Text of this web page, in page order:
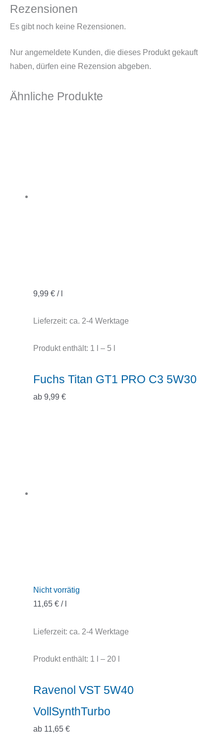
Rezensionen
Es gibt noch keine Rezensionen.
Nur angemeldete Kunden, die dieses Produkt gekauft
haben, dürfen eine Rezension abgeben.
Ähnliche Produkte
9,99 €/
Lieferzeit: ca. 2-4 Werktage
Produkt enthält: 1 – 5
Fuchs Titan GT1 PRO C3 5W30
ab 9,99 €
Nicht vorrätig
11,65 €/
Lieferzeit: ca. 2-4 Werktage
Produkt enthält: 1 – 20
Ravenol VST 5W40
VollSynthTurbo
ab 11,65 €